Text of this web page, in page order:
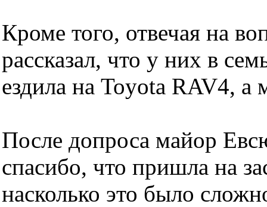
Кроме того, отвечая на
рассказал, что у них в
ездила на Toyota RAV4,
После допроса майор
спасибо, что пришла на
насколько это было